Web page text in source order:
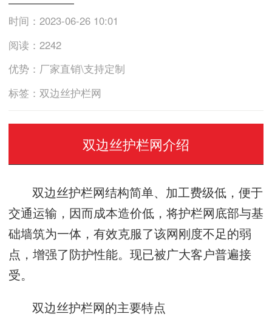
时间：2023-06-26 10:01
阅读：2242
优势：厂家直销\支持定制
标签：双边丝护栏网
双边丝护栏网介绍
双边丝护栏网结构简单、加工费级低，便于
交通运输，因而成本造价低，将护栏网底部与基
础墙筑为一体，有效克服了该网刚度不足的弱
点，增强了防护性能。现已被广大客户普遍接
受。
双边丝护栏网的主要特点